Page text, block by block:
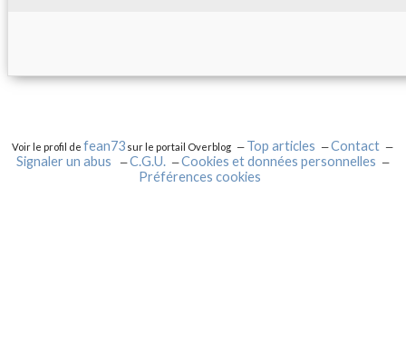
Voir le profil defean73 sur le portail Overblog Top articles
Contact
Signaler un abus
C.G.U.
Cookies et données personnelles
Préférences cookies